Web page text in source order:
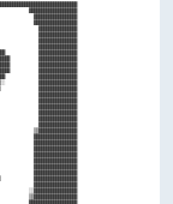
████████████████████
██████████████████
██████████████████
████████████████
████████████████
████████████████
████████████████
████████████████
████████████████
████████████████
████████████████
████████████████
████████████████
████████████████
████████████████
████████████████
████████████████
████████████████
████████████████
████████████████
▒▒████████████████
██████████████████
██████████████████
██████████████████
██████████████████
██████████████████
██████████████████
██████████████████
██████████████████
░░██████████████████
▒▒██████████████████
████████████████████